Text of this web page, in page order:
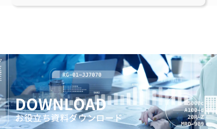
DOWNLOAD
お役立ち資料ダウンロード